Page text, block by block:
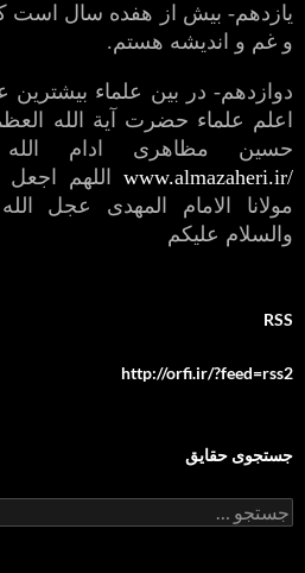
یازدهم- بیش از هفده سال است
و غم و اندیشه هستم.
دوازدهم- در بین علماء بیشترین
اعلم علماء حضرت آیة الله
حسین مظاهری ادام
www.almazaheri.ir/
اللهم
مولانا الامام المهدی عجل
والسلام علیکم
RSS
http://orfi.ir/?feed=rss2
جستجوی حقایق
جستجو
برای: